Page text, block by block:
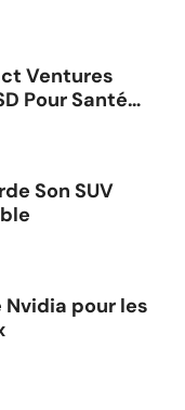
Ventures
Pour Santé
Son SUV
pour les